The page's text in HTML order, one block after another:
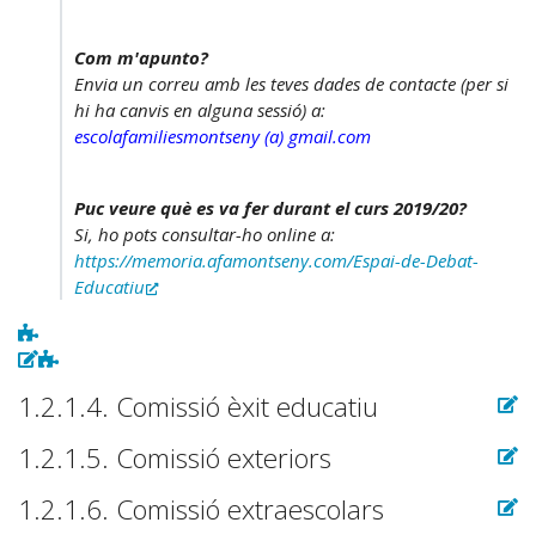
Com m'apunto?
Envia un correu amb les teves dades de contacte (per si
hi ha canvis en alguna sessió) a:
escolafamiliesmontseny (a) gmail.com
Puc veure què es va fer durant el curs 2019/20?
Si, ho pots consultar-ho online a:
https://memoria.afamontseny.com/Espai-de-Debat-
Educatiu
1.2.1.4. Comissió èxit educatiu
1.2.1.5. Comissió exteriors
1.2.1.6. Comissió extraescolars